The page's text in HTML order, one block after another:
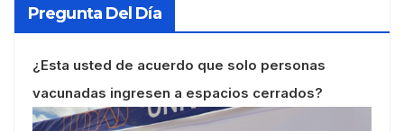
Pregunta Del Día
¿Esta usted de acuerdo que solo personas
vacunadas ingresen a espacios cerrados?